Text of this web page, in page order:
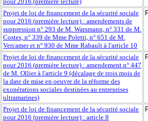
Projet de loi de financement de la sécurité sociale
pour 2016 (première lecture) : amendements de
suppression n° 293 de M. Warsmann, n° 331 de M.
Costes, n° 339 de Mme Poletti, n° 651 de M.
Vercamer et n° 930 de Mme Rabault à l'article 10
Projet de loi de financement de la sécurité sociale
pour 2016 (première lecture) : amendement n° 447
de M. Ollier à l'article 9 (décalage de trois mois de
la date de mise en oeuvre de la réforme des
exonérations sociales destinées au entreprises
ultramarines)
Projet de loi de financement de la sécurité sociale
pour 2016 (première lecture) : article 8